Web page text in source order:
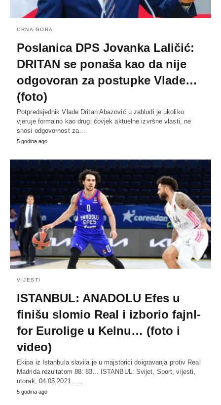
CRNA GORA
Poslanica DPS Jovanka Laličić:
DRITAN se ponaša kao da nije
odgovoran za postupke Vlade…
(foto)
Potpredsjednik Vlade Dritan Abazović u zabludi je ukoliko
vjeruje formalno kao drugi čovjek aktuelne izvršne vlasti, ne
snosi odgovornost za…
5 godina ago
VIJESTI
ISTANBUL: ANADOLU Efes u
finišu slomio Real i izborio fajnl-
for Eurolige u Kelnu… (foto i
video)
Ekipa iz Istanbula slavila je u majstorici doigravanja protiv Real
Madrida rezultatom 88: 83... ISTANBUL: Svijet, Sport, vijesti,
utorak, 04.05.2021……
5 godina ago